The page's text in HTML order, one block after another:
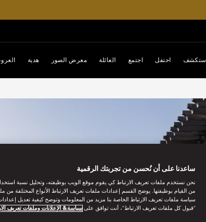
استكشف احتفل اجتمع العائلة معرض الصور هدية
ساعدنا على أن نُحسن من تجربتك الرقمية
نحن نستخدم ملفات تعريف الارتباط كي يقوم موقع الويب بوظيفته، وتحليل نسبة
من القيام بوظيفتها. يوضح القسم إعدادات ملفات تعريف الارتباط الأنواع المختلفة من
سياسة ملفات تعريف الارتباط الخاصة بنا مزيد من المعلومات وتوضح كيفية تعديل
“قبول كل ملفات تعريف الارتباط”، أنت توافق على سياسة& الإعلانات وملفات تعريف